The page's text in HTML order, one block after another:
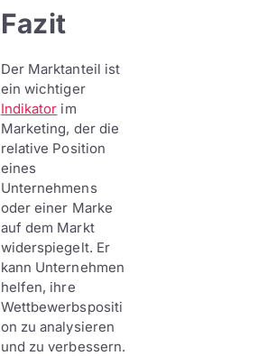
Fazit
Der Marktanteil ist
ein wichtiger
Indikator im
Marketing, der die
relative Position
eines
Unternehmens
oder einer Marke
auf dem Markt
widerspiegelt. Er
kann Unternehmen
helfen, ihre
Wettbewerbspositi
on zu analysieren
und zu verbessern.